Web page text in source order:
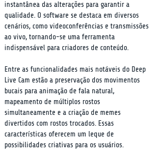
instantânea das alterações para garantir a
qualidade. O software se destaca em diversos
cenários, como videoconferências e transmissões
ao vivo, tornando-se uma ferramenta
indispensável para criadores de conteúdo.
Entre as funcionalidades mais notáveis do Deep
Live Cam estão a preservação dos movimentos
bucais para animação de fala natural,
mapeamento de múltiplos rostos
simultaneamente e a criação de memes
divertidos com rostos trocados. Essas
características oferecem um leque de
possibilidades criativas para os usuários.